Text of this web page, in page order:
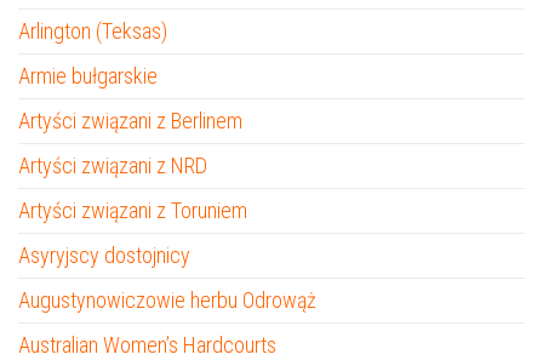
Arlington (Teksas)
Armie bułgarskie
Artyści związani z Berlinem
Artyści związani z NRD
Artyści związani z Toruniem
Asyryjscy dostojnicy
Augustynowiczowie herbu Odrowąż
Australian Women’s Hardcourts